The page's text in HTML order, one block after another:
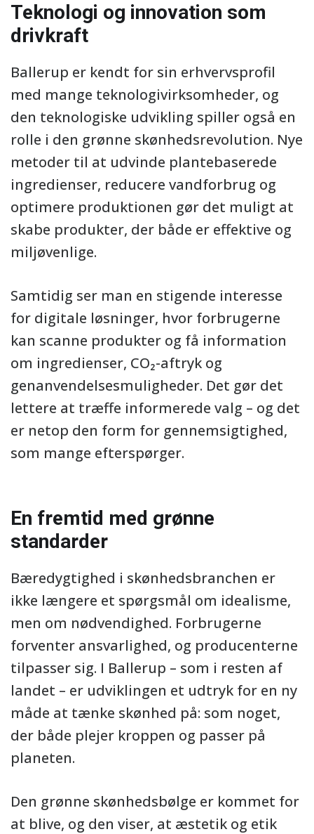
Teknologi og innovation som
drivkraft
Ballerup er kendt for sin erhvervsprofil
med mange teknologivirksomheder, og
den teknologiske udvikling spiller også en
rolle i den grønne skønhedsrevolution. Nye
metoder til at udvinde plantebaserede
ingredienser, reducere vandforbrug og
optimere produktionen gør det muligt at
skabe produkter, der både er effektive og
miljøvenlige.
Samtidig ser man en stigende interesse
for digitale løsninger, hvor forbrugerne
kan scanne produkter og få information
om ingredienser, CO₂-aftryk og
genanvendelsesmuligheder. Det gør det
lettere at træffe informerede valg – og det
er netop den form for gennemsigtighed,
som mange efterspørger.
En fremtid med grønne
standarder
Bæredygtighed i skønhedsbranchen er
ikke længere et spørgsmål om idealisme,
men om nødvendighed. Forbrugerne
forventer ansvarlighed, og producenterne
tilpasser sig. I Ballerup – som i resten af
landet – er udviklingen et udtryk for en ny
måde at tænke skønhed på: som noget,
der både plejer kroppen og passer på
planeten.
Den grønne skønhedsbølge er kommet for
at blive, og den viser, at æstetik og etik